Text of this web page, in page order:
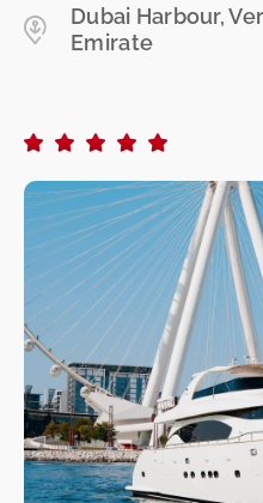
Dubai Harbour,
Emirate